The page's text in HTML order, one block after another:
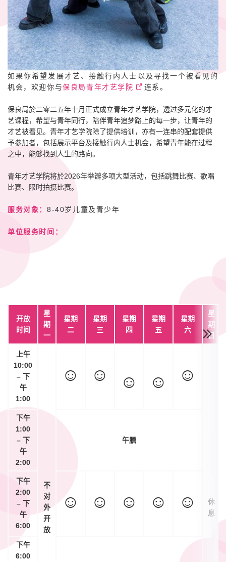
如果你希望发展才艺、接触行内人士以及寻找一个被看见的
机会，欢迎你与保良局青年才艺学院 连系。
保良局於二零二五年十月正式成立青年才艺学院，透过多元化的才
艺课程，希望与青年同行，陪伴青年追梦路上的每一步，让青年的
才艺被看见。青年才艺学院除了提供培训，亦有一连串的配套提供
予参加者，包括展示平台及接触行内人士机会，希望青年能在过程
之中，能够找到人生的路向。
青年才艺学院将於2026年举辧多项大型活动，包括跳舞比赛、歌唱
比赛、限时拍摄比赛。
服务对象： 8-40岁儿童及青少年
单位服务时间：
开放
时间
星
期
一
星期
二
星期
三
星期
四
星期
五
星期
六
星
期
日
上午
10:00
– 下
午
1:00
不
对
外
开
放
☺ ☺ ☺ ☺ ☺
休
息
下午
1:00
– 下
午
2:00
午膳
下午
2:00
– 下
午
6:00
☺ ☺ ☺ ☺ ☺
下午
6:00